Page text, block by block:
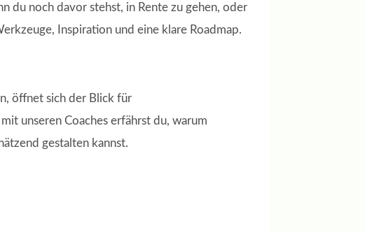
du noch davor stehst, in Rente zu gehen, oder
Inspiration und eine klare Roadmap.
öffnet sich der Blick für
unseren Coaches erfährst du, warum
gestalten kannst.